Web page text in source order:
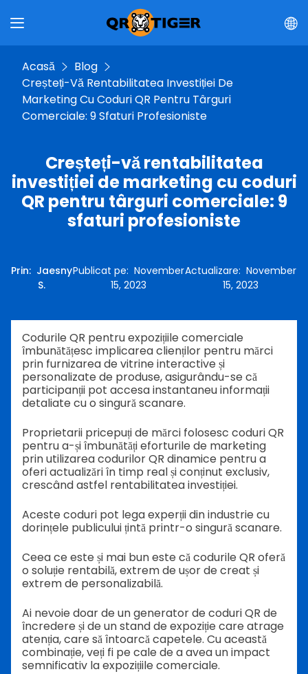
Acasă
Blog
Creșteți-Vă Rentabilitatea Investiției De
Marketing Cu Coduri QR Pentru Târguri
Comerciale: 9 Sfaturi Profesioniste
Creșteți-vă rentabilitatea
investiției de marketing cu coduri
QR pentru târguri comerciale: 9
sfaturi profesioniste
Prin: Jaesny
S.
Publicat pe: November
15, 2023
Actualizare:November
15, 2023
Codurile QR pentru expozițiile comerciale
îmbunătățesc implicarea clienților pentru mărci
prin furnizarea de vitrine interactive și
personalizate de produse, asigurându-se că
participanții pot accesa instantaneu informații
detaliate cu o singură scanare.
Proprietarii pricepuți de mărci folosesc coduri QR
pentru a-și îmbunătăți eforturile de marketing
prin utilizarea codurilor QR dinamice pentru a
oferi actualizări în timp real și conținut exclusiv,
crescând astfel rentabilitatea investiției.
Aceste coduri pot lega experții din industrie cu
dorințele publicului țintă printr-o singură scanare.
Ceea ce este și mai bun este că codurile QR oferă
o soluție rentabilă, extrem de ușor de creat și
extrem de personalizabilă.
Ai nevoie doar de un generator de coduri QR de
încredere și de un stand de expoziție care atrage
atenția, care să întoarcă capetele. Cu această
combinație, veți fi pe cale de a avea un impact
semnificativ la expozițiile comerciale.